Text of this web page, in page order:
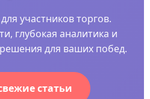
участников торгов.
глубокая аналитика и
для ваших побед.
статьи